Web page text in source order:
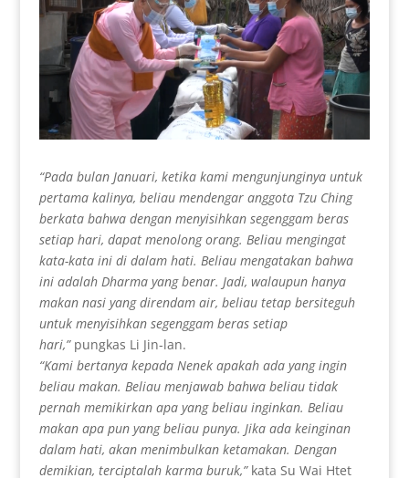
“Pada bulan Januari, ketika kami mengunjunginya untuk
pertama kalinya, beliau mendengar anggota Tzu Ching
berkata bahwa dengan menyisihkan segenggam beras
setiap hari, dapat menolong orang. Beliau mengingat
kata-kata ini di dalam hati. Beliau mengatakan bahwa
ini adalah Dharma yang benar. Jadi, walaupun hanya
makan nasi yang direndam air, beliau tetap bersiteguh
untuk menyisihkan segenggam beras setiap
hari,”pungkas Li Jin-lan.
“Kami bertanya kepada Nenek apakah ada yang ingin
beliau makan. Beliau menjawab bahwa beliau tidak
pernah memikirkan apa yang beliau inginkan. Beliau
makan apa pun yang beliau punya. Jika ada keinginan
dalam hati, akan menimbulkan ketamakan. Dengan
demikian, terciptalah karma buruk,”kata Su Wai Htet